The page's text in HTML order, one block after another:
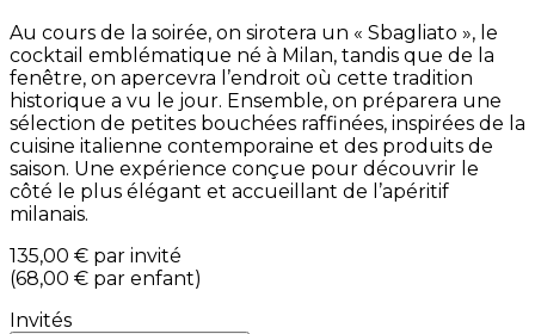
Au cours de la soirée, on sirotera un « Sbagliato », le
cocktail emblématique né à Milan, tandis que de la
fenêtre, on apercevra l’endroit où cette tradition
historique a vu le jour. Ensemble, on préparera une
sélection de petites bouchées raffinées, inspirées de la
cuisine italienne contemporaine et des produits de
saison. Une expérience conçue pour découvrir le
côté le plus élégant et accueillant de l’apéritif
milanais.
135,00 € par invité
(68,00 € par enfant)
Invités